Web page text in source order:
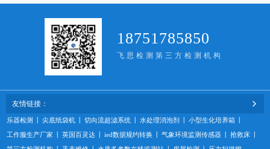
18751785850
飞思检测第三方检测机构
友情链接：
乐器检测 尖底纸袋机 切向流超滤系统 水处理消泡剂 小型生化培养箱
工作服生产厂家 英国百灵达 ied数据规约转换 气象环境监测传感器 抢救床